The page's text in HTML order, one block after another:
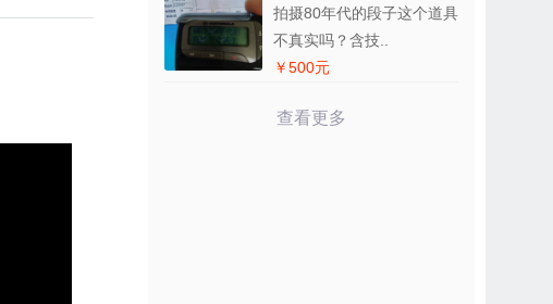
拍摄80年代的段子这个道具
不真实吗？含技..
￥500元
查看更多